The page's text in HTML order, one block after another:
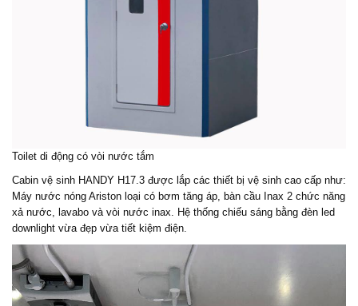
Toilet di động có vòi nước tắm
Cabin vệ sinh HANDY H17.3 được lắp các thiết bị vệ sinh cao cấp như:
Máy nước nóng Ariston loại có bơm tăng áp, bàn cầu Inax 2 chức năng
xả nước, lavabo và vòi nước inax. Hệ thống chiếu sáng bằng đèn led
downlight vừa đẹp vừa tiết kiệm điện.